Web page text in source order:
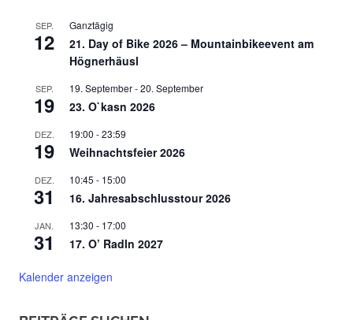
SEP.
12
Ganztägig
21. Day of Bike 2026 – Mountainbikeevent am
Högnerhäusl
SEP.
19
19. September-20. September
23. O`kasn 2026
DEZ.
19
19:00 -23:59
Weihnachtsfeier 2026
DEZ.
31
10:45 - 15:00
16. Jahresabschlusstour 2026
JAN.
31
13:30 - 17:00
17. O’ Radln 2027
Kalender anzeigen